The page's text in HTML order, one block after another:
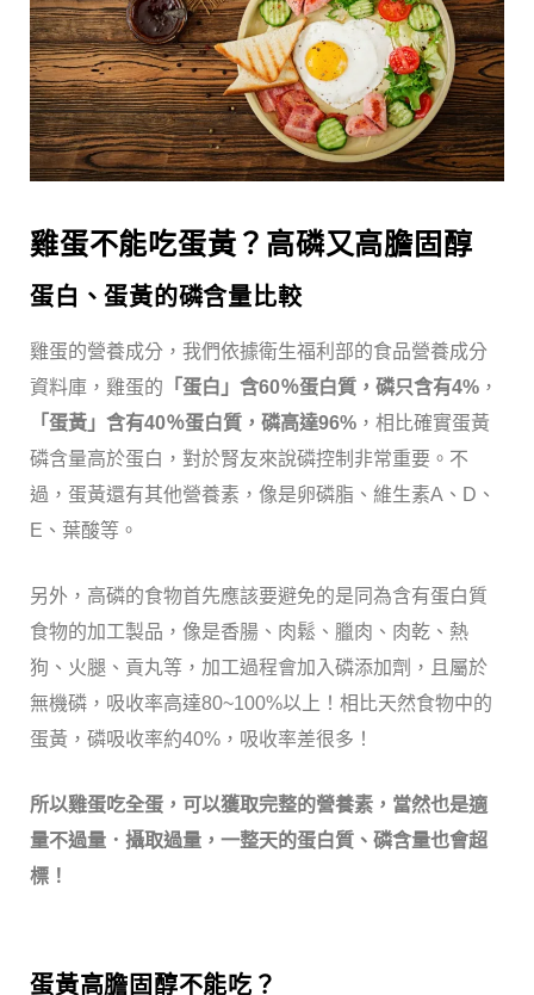
雞蛋不能吃蛋黃？高磷又高膽固醇
蛋白、蛋黃的磷含量比較
雞蛋的營養成分，我們依據衛生福利部的食品營養成分
資料庫，雞蛋的 「蛋白」含60％蛋白質，磷只含有4% ，
「蛋黃」含有40％蛋白質，磷高達96% ，相比確實蛋黃
磷含量高於蛋白，對於腎友來說磷控制非常重要。不
過，蛋黃還有其他營養素，像是卵磷脂、維生素A、D、
E、葉酸等。
另外，高磷的食物首先應該要避免的是同為含有蛋白質
食物的加工製品，像是香腸、肉鬆、臘肉、肉乾、熱
狗、火腿、貢丸等，加工過程會加入磷添加劑，且屬於
無機磷，吸收率高達80~100%以上！相比天然食物中的
蛋黃，磷吸收率約40%，吸收率差很多！
所以雞蛋吃全蛋，可以獲取完整的營養素，當然也是適
量不過量．攝取過量，一整天的蛋白質、磷含量也會超
標！
蛋黃高膽固醇不能吃？